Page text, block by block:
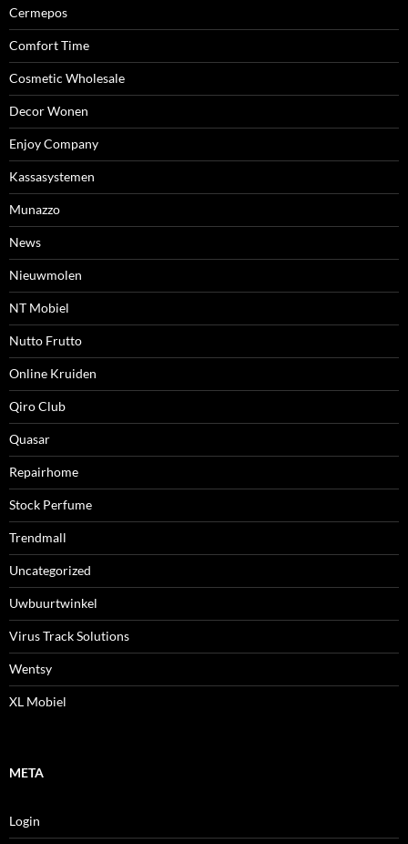
Cermepos
Comfort Time
Cosmetic Wholesale
Decor Wonen
Enjoy Company
Kassasystemen
Munazzo
News
Nieuwmolen
NT Mobiel
Nutto Frutto
Online Kruiden
Qiro Club
Quasar
Repairhome
Stock Perfume
Trendmall
Uncategorized
Uwbuurtwinkel
Virus Track Solutions
Wentsy
XL Mobiel
META
Login